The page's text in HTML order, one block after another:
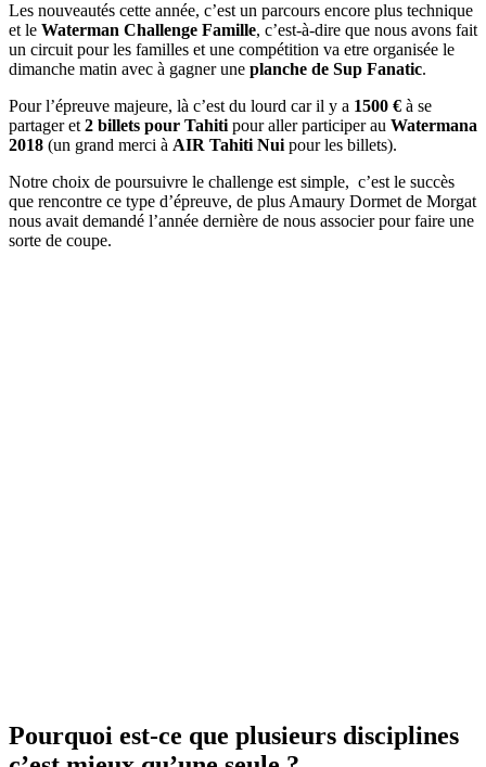
Les nouveautés cette année, c’est un parcours encore plus technique
et le Waterman Challenge Famille, c’est-à-dire que nous avons fait
un circuit pour les familles et une compétition va etre organisée le
dimanche matin avec à gagner une planche de Sup Fanatic.
Pour l’épreuve majeure, là c’est du lourd car il y a 1500 € à se
partager et 2 billets pour Tahiti pour aller participer au Watermana
2018 (un grand merci à AIR Tahiti Nui pour les billets).
Notre choix de poursuivre le challenge est simple, c’est le succès
que rencontre ce type d’épreuve, de plus Amaury Dormet de Morgat
nous avait demandé l’année dernière de nous associer pour faire une
sorte de coupe.
Pourquoi est-ce que plusieurs disciplines